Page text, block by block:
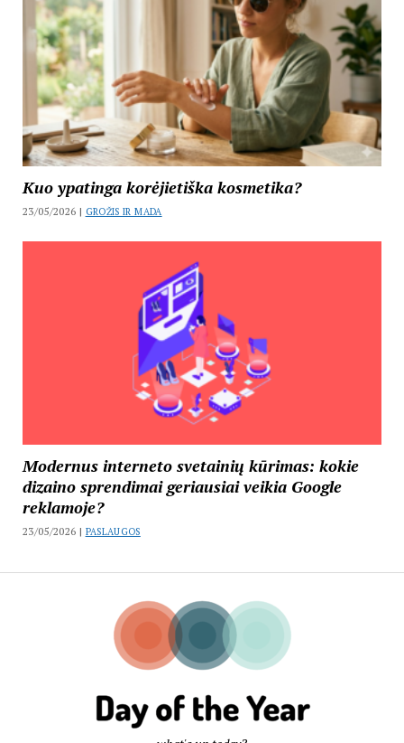
Kuo ypatinga korėjietiška kosmetika?
23/05/2026 | GROŽIS IR MADA
Modernus interneto svetainių kūrimas: kokie
dizaino sprendimai geriausiai veikia Google
reklamoje?
23/05/2026 | PASLAUGOS